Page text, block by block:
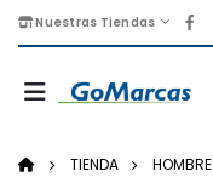
Nuestras Tiendas
TIENDA HOMBRE